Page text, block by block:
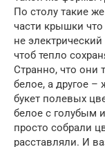
По столу такие
части крышки
не
чтоб тепло
Странно, что они
белое, а другое
букет полевых
белое с голубым
просто собрали
расставляли. И